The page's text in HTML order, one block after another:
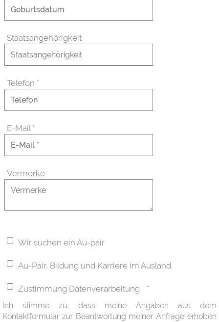
Staatsangehörigkeit
Telefon *
E-Mail*
Vermerke
Wir suchen ein Au-pair
Au-Pair, Bildung und Karriere im Ausland
Zustimmung Datenverarbeitung *
Ich stimme zu, dass meine Angaben aus dem
Kontaktformular zur Beantwortung meiner Anfrage erhoben